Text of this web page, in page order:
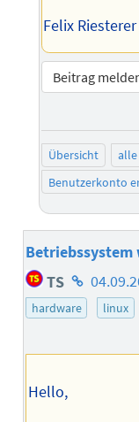
Felix Riesterer
Beitrag
Übersicht alle
Benutzerkonto
Betriebssystem
TS
des
hardware
linux
Hello,